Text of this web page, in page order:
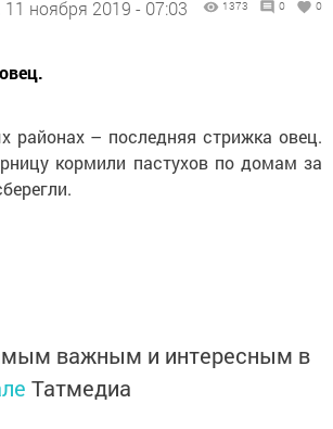
11 ноября 2019 - 07:03 1373 0 0
районах – последняя стрижка овец.
кормили пастухов по домам за
важным и интересным в
Татмедиа